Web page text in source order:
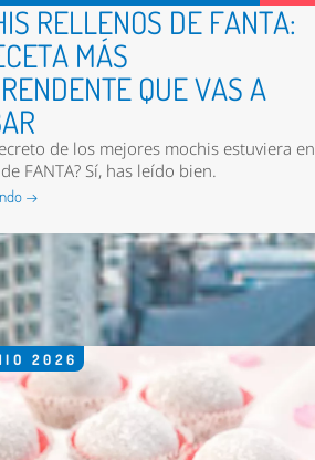
RELLENOS DE FANTA:
MÁS
QUE VAS A
de los mejores mochis estuviera en
FANTA? Sí, has leído bien.
→
2026